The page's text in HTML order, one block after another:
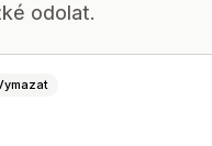
odolat.